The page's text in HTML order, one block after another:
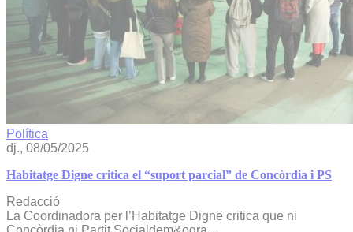
Política
dj., 08/05/2025
Habitatge Digne critica el “suport parcial” de Concòrdia i PS
Redacció
La Coordinadora per l’Habitatge Digne critica que ni